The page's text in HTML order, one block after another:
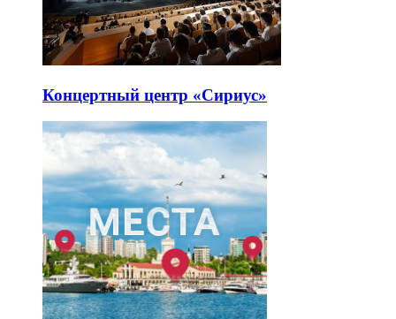
Концертный центр «Сириус»